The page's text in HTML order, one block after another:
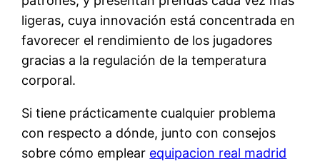
ligeras, cuya innovación está concentrada en
favorecer el rendimiento de los jugadores
gracias a la regulación de la temperatura
corporal.
Si tiene prácticamente cualquier problema
con respecto a dónde, junto con consejos
sobre cómo emplear equipacion real madrid